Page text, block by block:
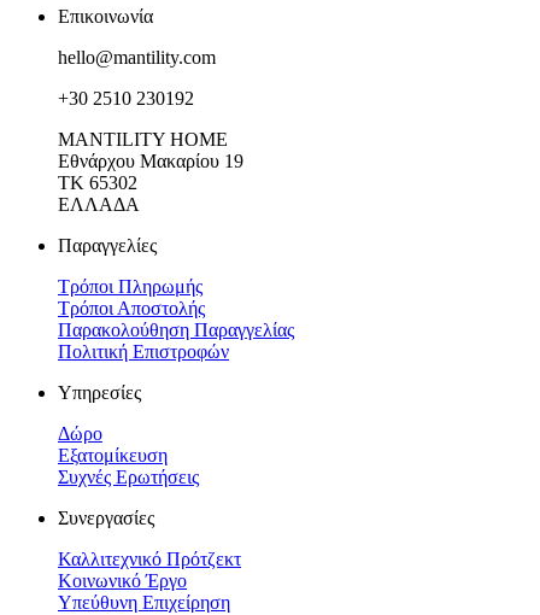
Επικοινωνία
hello@mantility.com
+30 2510 230192
MANTILITY HOME
Εθνάρχου Μακαρίου 19
ΤΚ 65302
ΕΛΛΑΔΑ
Παραγγελίες
Τρόποι Πληρωμής
Τρόποι Αποστολής
Παρακολούθηση Παραγγελίας
Πολιτική Επιστροφών
Υπηρεσίες
Δώρο
Εξατομίκευση
Συχνές Ερωτήσεις
Συνεργασίες
Καλλιτεχνικό Πρότζεκτ
Κοινωνικό Έργο
Υπεύθυνη Επιχείρηση